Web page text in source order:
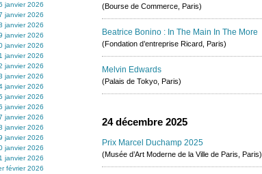
janvier 2026
janvier 2026
janvier 2026
janvier 2026
janvier 2026
janvier 2026
janvier 2026
janvier 2026
janvier 2026
janvier 2026
janvier 2026
janvier 2026
janvier 2026
janvier 2026
janvier 2026
janvier 2026
février 2026
(Bourse de Commerce, Paris)
Beatrice Bonino : In The Main In The More
(Fondation d’entreprise Ricard, Paris)
Melvin Edwards
(Palais de Tokyo, Paris)
24 décembre 2025
Prix Marcel Duchamp 2025
(Musée d’Art Moderne de la Ville de Paris, Paris)